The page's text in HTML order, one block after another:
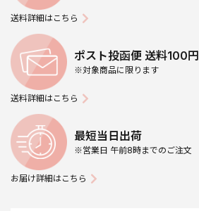
送料詳細はこちら
ポスト投函便 送料100円
※対象商品に限ります
送料詳細はこちら
最短当日出荷
※営業日 午前8時までのご注文
お届け詳細はこちら